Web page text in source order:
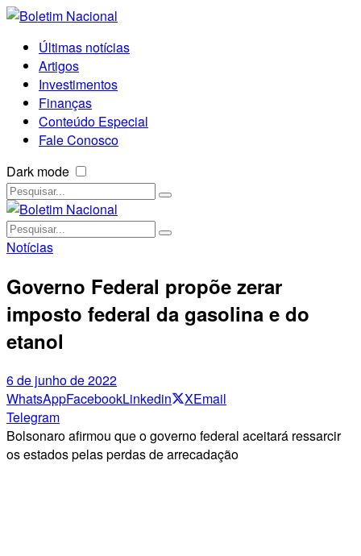
Últimas notícias
Artigos
Investimentos
Finanças
Conteúdo Especial
Fale Conosco
Dark mode
Notícias
Governo Federal propõe zerar
imposto federal da gasolina e do
etanol
6 de junho de 2022
WhatsAppFacebookLinkedin XEmail
Telegram
Bolsonaro afirmou que o governo federal aceitará ressarcir
os estados pelas perdas de arrecadação